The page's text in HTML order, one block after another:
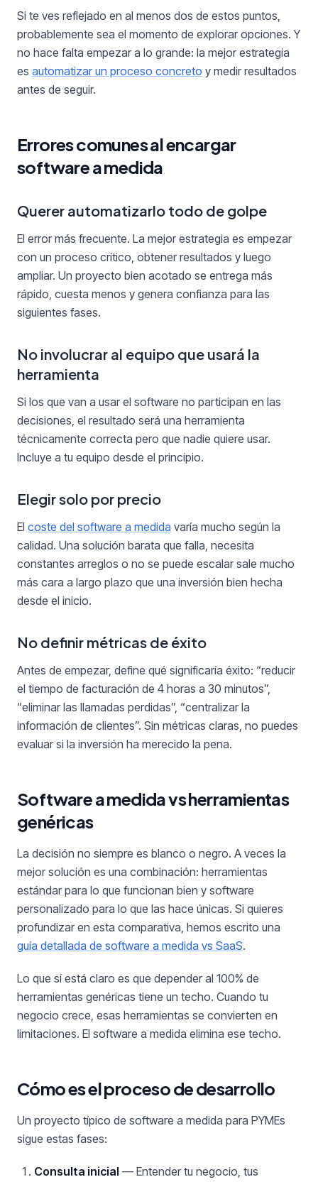
Si te ves reflejado en al menos dos de estos puntos,
probablemente sea el momento de explorar opciones. Y
no hace falta empezar a lo grande: la mejor estrategia
es automatizar un proceso concreto y medir resultados
antes de seguir.
Errores comunes al encargar
software a medida
Querer automatizarlo todo de golpe
El error más frecuente. La mejor estrategia es empezar
con un proceso crítico, obtener resultados y luego
ampliar. Un proyecto bien acotado se entrega más
rápido, cuesta menos y genera confianza para las
siguientes fases.
No involucrar al equipo que usará la
herramienta
Si los que van a usar el software no participan en las
decisiones, el resultado será una herramienta
técnicamente correcta pero que nadie quiere usar.
Incluye a tu equipo desde el principio.
Elegir solo por precio
El coste del software a medida varía mucho según la
calidad. Una solución barata que falla, necesita
constantes arreglos o no se puede escalar sale mucho
más cara a largo plazo que una inversión bien hecha
desde el inicio.
No definir métricas de éxito
Antes de empezar, define qué significaría éxito: “reducir
el tiempo de facturación de 4 horas a 30 minutos”,
“eliminar las llamadas perdidas”, “centralizar la
información de clientes”. Sin métricas claras, no puedes
evaluar si la inversión ha merecido la pena.
Software a medida vs herramientas
genéricas
La decisión no siempre es blanco o negro. A veces la
mejor solución es una combinación: herramientas
estándar para lo que funcionan bien y software
personalizado para lo que las hace únicas. Si quieres
profundizar en esta comparativa, hemos escrito una
guía detallada de software a medida vs SaaS.
Lo que sí está claro es que depender al 100% de
herramientas genéricas tiene un techo. Cuando tu
negocio crece, esas herramientas se convierten en
limitaciones. El software a medida elimina ese techo.
Cómo es el proceso de desarrollo
Un proyecto típico de software a medida para PYMEs
sigue estas fases:
Consulta inicial — Entender tu negocio, tus